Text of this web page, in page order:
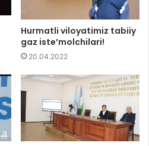
Hurmatli viloyatimiz tabiiy
gaz iste’molchilari!
20.04.2022